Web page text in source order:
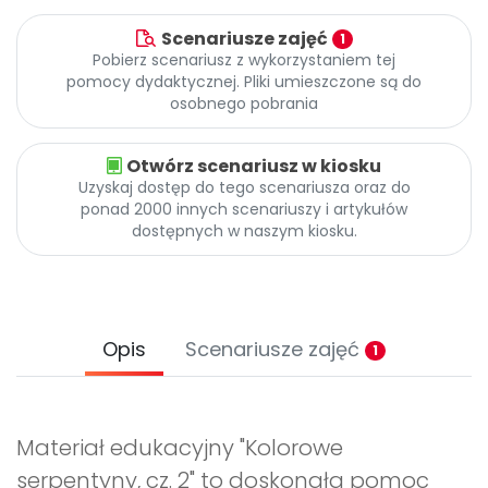
Scenariusze zajęć 1
Pobierz scenariusz z wykorzystaniem tej
pomocy dydaktycznej. Pliki umieszczone są do
osobnego pobrania
Otwórz scenariusz w kiosku
Uzyskaj dostęp do tego scenariusza oraz do
ponad 2000 innych scenariuszy i artykułów
dostępnych w naszym kiosku.
Opis Scenariusze zajęć 1
Materiał edukacyjny "Kolorowe
serpentyny, cz. 2" to doskonała pomoc